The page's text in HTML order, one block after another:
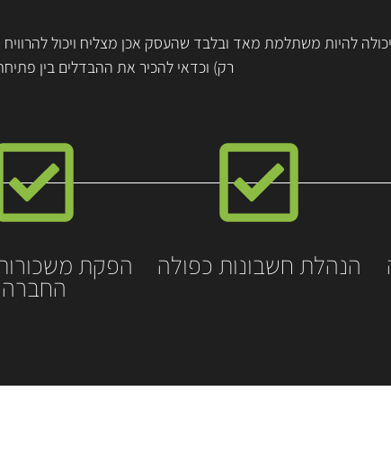
להיות משתלמת מאד ובלבד שהעסק אכן מצליח ויכול
רק) וכדאי להכיר את ההבדלים בין
הנהלת חשבונות כפולה הפקת
החברה